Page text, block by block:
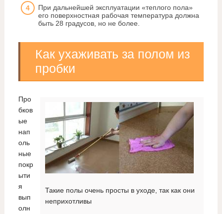
При дальнейшей эксплуатации «теплого пола»
его поверхностная рабочая температура должна
быть 28 градусов, но не более.
Как ухаживать за полом из
пробки
Такие полы очень просты в уходе, так как они
неприхотливы
Про
бков
ые
нап
оль
ные
покр
ыти
я
вып
олн